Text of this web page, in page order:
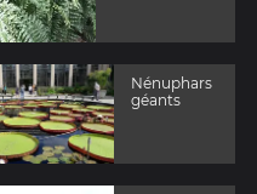
Nénuphars
géants